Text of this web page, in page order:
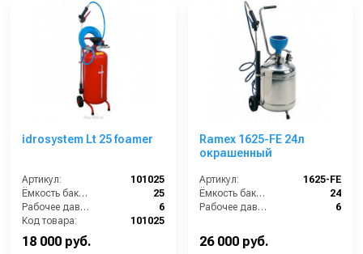
idrosystem Lt 25 foamer
Артикул:
101025
Ёмкость бака (л):
25
Рабочее давление (бар):
6
Код товара:
101025
18 000 руб.
Ramex 1625-FE 24л
окрашенный
Артикул:
1625-FE
Ёмкость бака (л):
24
Рабочее давление (бар):
6
26 000 руб.